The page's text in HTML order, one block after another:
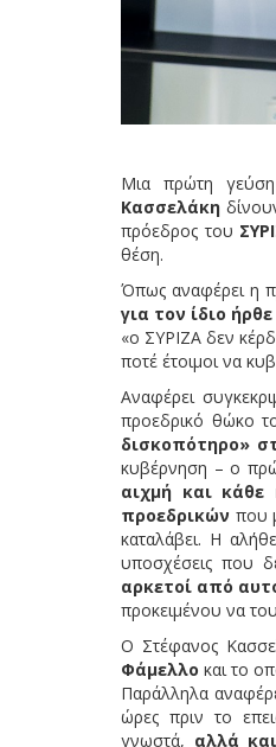
Μια πρώτη
Κασσελάκη
πρόεδρος του
θέση.
Όπως αναφέρει η
για τον ίδιο
«ο ΣΥΡΙΖΑ δεν
ποτέ έτοιμοι να
Αναφέρει
προεδρικό θώκο
δισκοπότηρο»
κυβέρνηση – ο
αιχμή και
προεδρικών που
καταλάβει. Η
υποσχέσεις που
αρκετοί από
προκειμένου να του
Ο Στέφανος
Φάμελλο και το
Παράλληλα
ώρες πριν το
γνωστά, αλλά